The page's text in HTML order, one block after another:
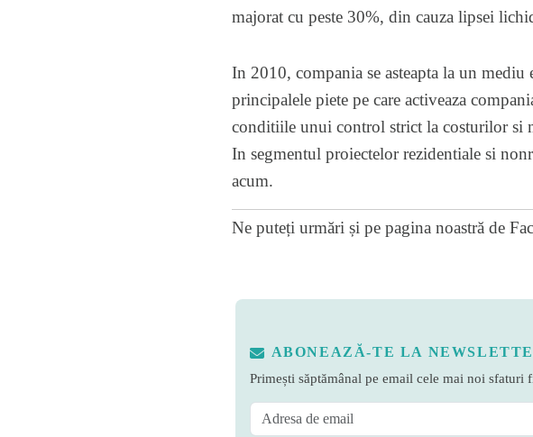
majorat cu peste 30%, din cauza lipsei
In 2010, compania se asteapta la un
principalele piete pe care activeaza
conditiile unui control strict la costurilor si
In segmentul proiectelor rezidentiale si
acum.
Ne puteți urmări și pe pagina noastră de
ABONEAZĂ-TE LA
Primești săptămânal pe email cele mai noi sfaturi